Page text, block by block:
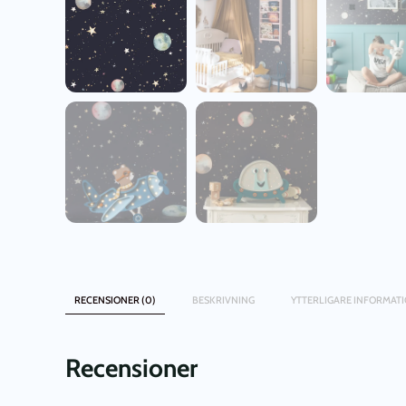
RECENSIONER (0) BESKRIVNING YTTERLIGARE
Recensioner